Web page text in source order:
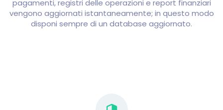
pagamenti, registri delle operazioni e report finanziari
vengono aggiornati istantaneamente; in questo modo
disponi sempre di un database aggiornato.